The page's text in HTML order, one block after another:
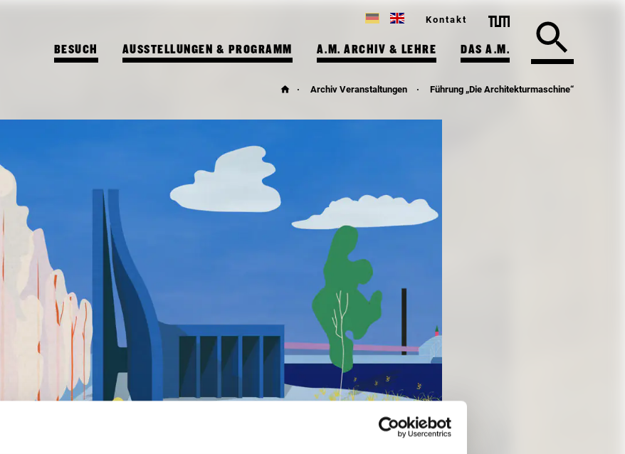
Kontakt
BESUCH AUSSTELLUNGEN & PROGRAMM A.M. ARCHIV & LEHRE DAS A.M.
Archiv Veranstaltungen Führung „Die Architekturmaschine“